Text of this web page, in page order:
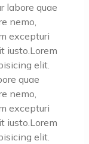
labore quae
nemo,
excepturi
iusto.Lorem
elit.
quae
nemo,
excepturi
iusto.Lorem
elit.